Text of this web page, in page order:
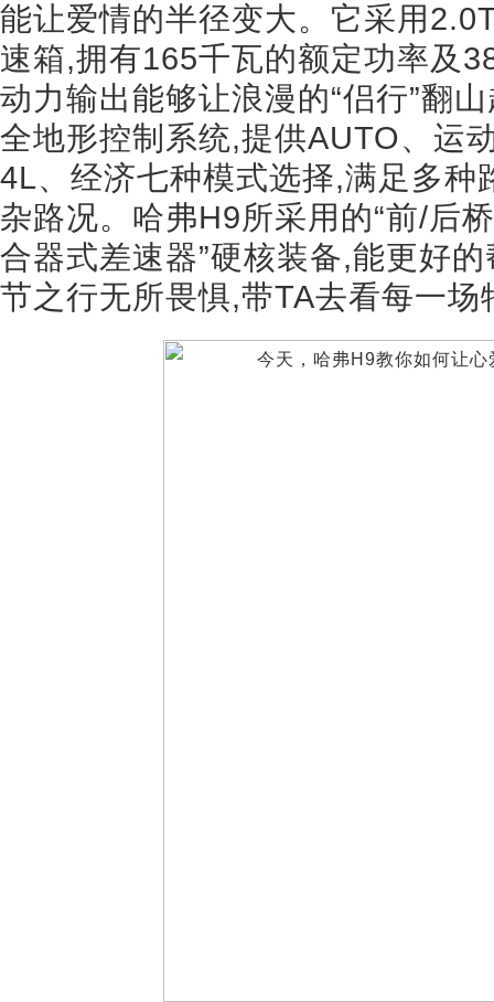
能让爱情的半径变大。它采用
速箱,拥有165千瓦的额定功率及
动力输出能够让浪漫的“侣行”翻
全地形控制系统,提供AUTO、运
4L、经济七种模式选择,满足多种
杂路况。哈弗H9所采用的“前/后
合器式差速器”硬核装备,能更好
节之行无所畏惧,带TA去看每一场